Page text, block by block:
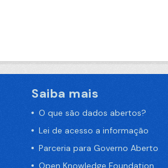
Saiba mais
O que são dados abertos?
Lei de acesso a informação
Parceria para Governo Aberto
Open Knowledge Foundation